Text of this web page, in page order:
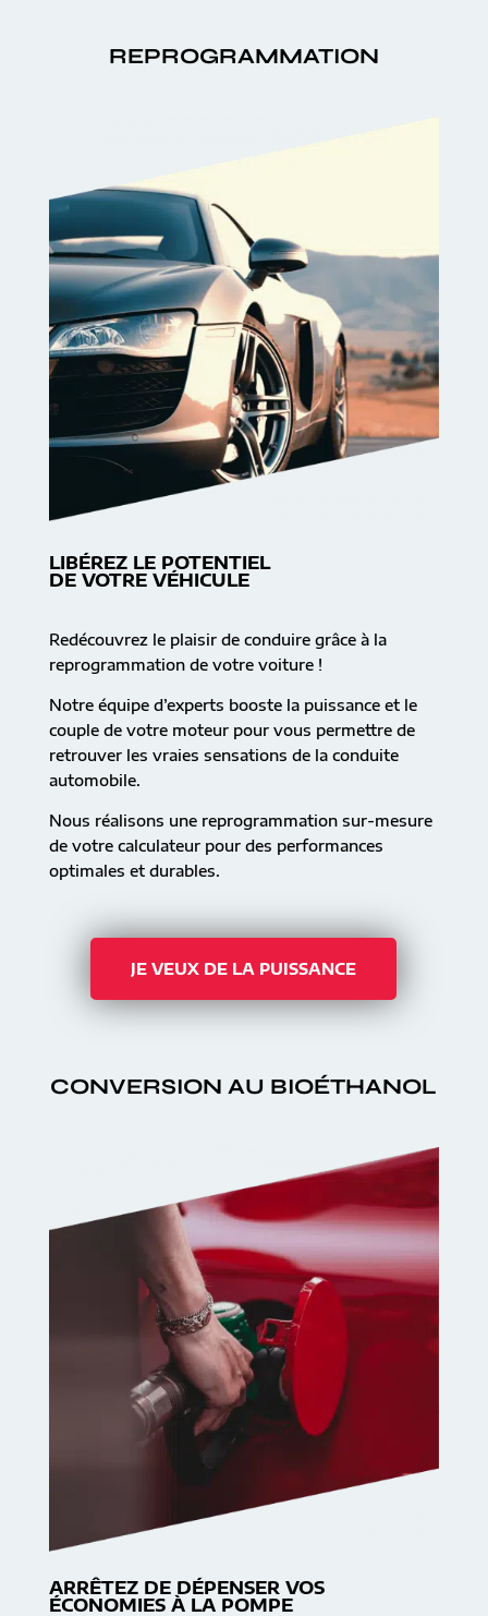
REPROGRAMMATION
LIBÉREZ LE POTENTIEL
DE VOTRE VÉHICULE
Redécouvrez le plaisir de conduire grâce à la
reprogrammation de votre voiture !
Notre équipe d’experts booste la puissance et le
couple de votre moteur pour vous permettre de
retrouver les vraies sensations de la conduite
automobile.
Nous réalisons une reprogrammation sur-mesure
de votre calculateur pour des performances
optimales et durables.
JE VEUX DE LA PUISSANCE
CONVERSION AU BIOÉTHANOL
ARRÊTEZ DE DÉPENSER VOS
ÉCONOMIES À LA POMPE